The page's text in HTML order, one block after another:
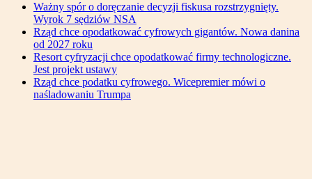
Ważny spór o doręczanie decyzji fiskusa rozstrzygnięty.
Wyrok 7 sędziów NSA
Rząd chce opodatkować cyfrowych gigantów. Nowa danina
od 2027 roku
Resort cyfryzacji chce opodatkować firmy technologiczne.
Jest projekt ustawy
Rząd chce podatku cyfrowego. Wicepremier mówi o
naśladowaniu Trumpa